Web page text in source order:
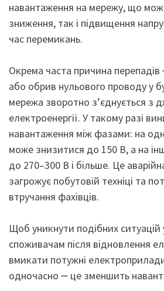
навантаження на мережу, що
зниження, так і підвищення
час перемикань.
Окрема часта причина
або обрив нульового проводу у
мережа зворотно з’єднується з
електроенергії. У такому разі
навантаження між фазами: на
може знизитися до 150 В, а на
до 270–300 В і більше. Це
загрожує побутовій техніці та
втручання фахівців.
Щоб уникнути подібних
споживачам після відновлення
вмикати потужні електроприлади
одночасно ‒ це зменшить